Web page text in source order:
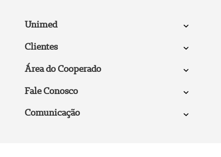
Unimed
Clientes
Área do Cooperado
Fale Conosco
Comunicação